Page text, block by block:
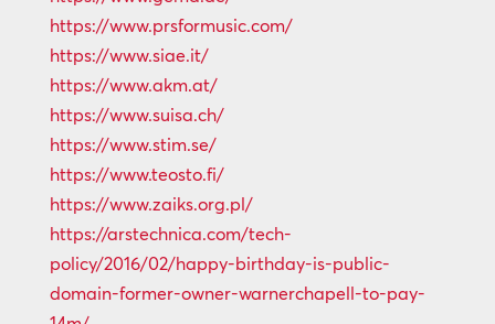
https://www.prsformusic.com/
https://www.siae.it/
https://www.akm.at/
https://www.suisa.ch/
https://www.stim.se/
https://www.teosto.fi/
https://www.zaiks.org.pl/
https://arstechnica.com/tech-
policy/2016/02/happy-birthday-is-public-
domain-former-owner-warnerchapell-to-pay-